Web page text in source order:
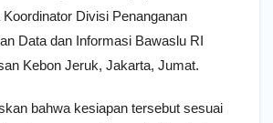
Koordinator Divisi Penanganan
Data dan Informasi Bawaslu RI
Kebon Jeruk, Jakarta, Jumat.
bahwa kesiapan tersebut sesuai